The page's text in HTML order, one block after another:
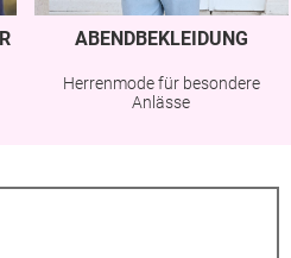
ABENDBEKLEIDUNG
Herrenmode für besondere
Anlässe